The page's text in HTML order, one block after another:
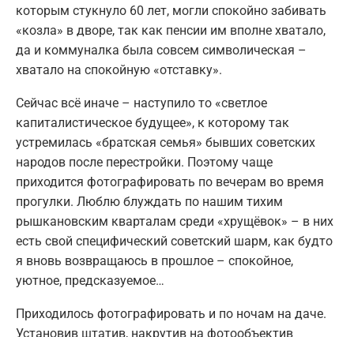
которым стукнуло 60 лет, могли спокойно забивать
«козла» в дворе, так как пенсии им вполне хватало,
да и коммуналка была совсем символическая –
хватало на спокойную «отставку».
Сейчас всё иначе – наступило то «светлое
капиталистическое будущее», к которому так
устремилась «братская семья» бывших советских
народов после перестройки. Поэтому чаще
приходится фотографировать по вечерам во время
прогулки. Люблю блуждать по нашим тихим
рышкановским кварталам среди «хрущёвок» – в них
есть свой специфический советский шарм, как будто
я вновь возвращаюсь в прошлое – спокойное,
уютное, предсказуемое…
Приходилось фотографировать и по ночам на даче.
Установив штатив, накрутив на фотообъектив